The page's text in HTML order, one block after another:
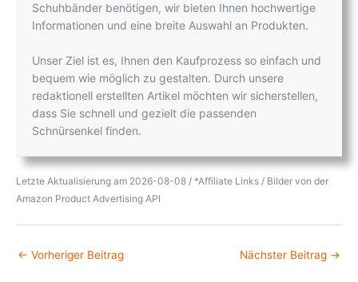
Schuhbänder benötigen, wir bieten Ihnen hochwertige
Informationen und eine breite Auswahl an Produkten.
Unser Ziel ist es, Ihnen den Kaufprozess so einfach und
bequem wie möglich zu gestalten. Durch unsere
redaktionell erstellten Artikel möchten wir sicherstellen,
dass Sie schnell und gezielt die passenden
Schnürsenkel finden.
Letzte Aktualisierung am 2026-08-08 / *Affiliate Links / Bilder von der
Amazon Product Advertising API
← Vorheriger Beitrag Nächster Beitrag →